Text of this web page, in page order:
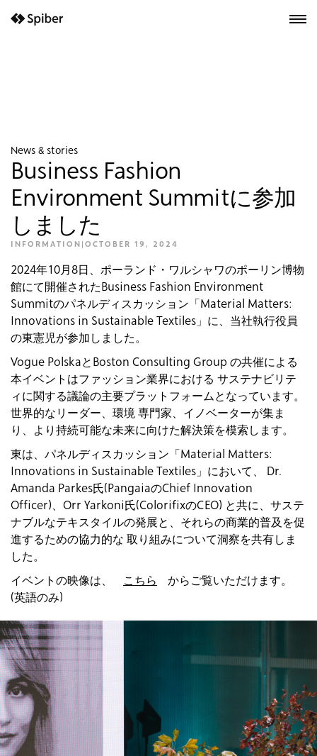
next-wp starter
News & stories
Business Fashion
Environment Summitに参加
しました
INFORMATION | OCTOBER 19, 2024
2024年10月8日、ポーランド・ワルシャワのポーリン博物
館にて開催されたBusiness Fashion Environment
Summitのパネルディスカッション「Material Matters:
Innovations in Sustainable Textiles」に、当社執行役員
の東憲児が参加しました。
Vogue PolskaとBoston Consulting Group の共催による
本イベントはファッション業界における サステナビリテ
ィに関する議論の主要プラットフォームとなっています。
世界的なリーダー、環境 専門家、イノベーターが集ま
り、より持続可能な未来に向けた解決策を模索します。
東は、パネルディスカッション「Material Matters:
Innovations in Sustainable Textiles」において、 Dr.
Amanda Parkes氏(PangaiaのChief Innovation
Officer)、Orr Yarkoni氏(ColorifixのCEO) と共に、サステ
ナブルなテキスタイルの発展と、それらの商業的普及を促
進するための協力的な 取り組みについて洞察を共有しま
した。
イベントの映像は、
こちら
からご覧いただけます。
(英語のみ)